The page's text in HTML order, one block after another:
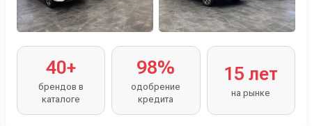
40+
брендов в
каталоге
98%
одобрение
кредита
15 лет
на рынке